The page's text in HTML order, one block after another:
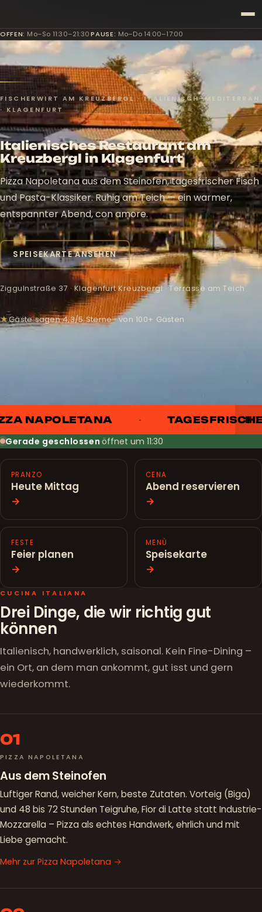
OFFEN: Mo–So 11:30–21:30·PAUSE: Mo–Do 14:00–17:00
FISCHERWIRT AM KREUZBERGL · ITALIENISCH-MEDITERRAN
· KLAGENFURT
Italienisches Restaurant am
Kreuzbergl in Klagenfurt
Pizza Napoletana aus dem Steinofen, tagesfrischer Fisch
und Pasta-Klassiker. Ruhig am Teich — ein warmer,
entspannter Abend, con amore.
SPEISEKARTE ANSEHEN
Ziggulnstraße 37 · Klagenfurt Kreuzbergl · Terrasse am Teich
★Gäste sagen 4,3/5 Sterne · von 100+ Gästen
NAPOLETANA
Gerade geschlossen·öffnet um 11:30
PRANZO
Heute Mittag
→
CENA
Abend reservieren
→
FESTE
Feier planen
→
MENÙ
Speisekarte
→
CUCINA ITALIANA
Drei Dinge, die wir richtig gut
können
Italienisch, handwerklich, saisonal. Kein Fine-Dining –
ein Ort, an dem man ankommt, gut isst und gern
wiederkommt.
01
PIZZA NAPOLETANA
Aus dem Steinofen
Luftiger Rand, weicher Kern, beste Zutaten. Vorteig (Biga)
und 48 bis 72 Stunden Teigruhe, Fior di Latte statt Industrie-
Mozzarella – Pizza als echtes Handwerk, ehrlich und mit
Liebe gemacht.
Mehr zur Pizza Napoletana →